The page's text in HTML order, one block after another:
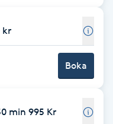
kr
Boka
min 995 Kr